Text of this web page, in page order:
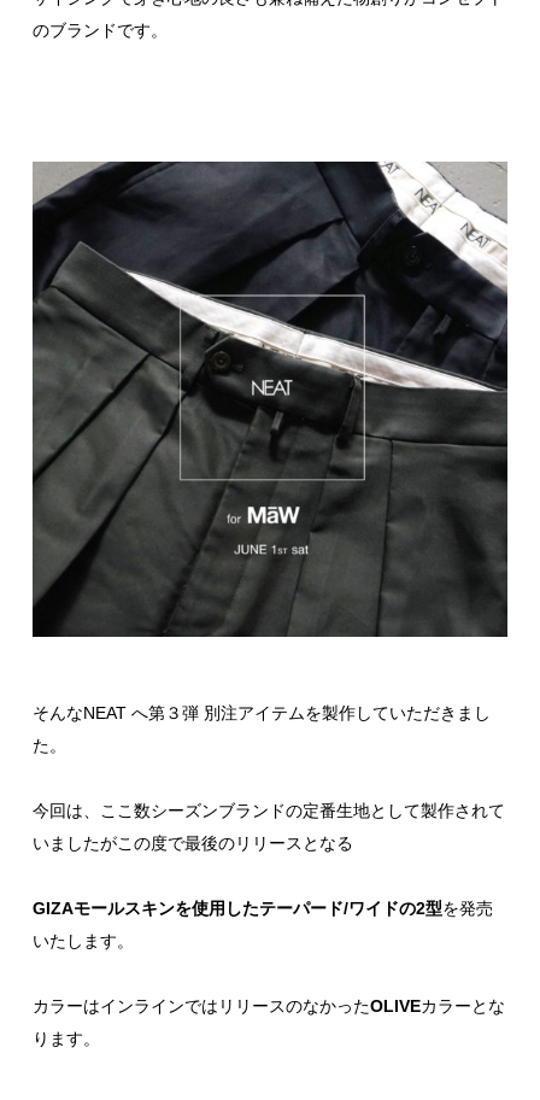
のブランドです。
そんなNEAT へ第３弾 別注アイテムを製作していただきまし
た。
今回は、ここ数シーズンブランドの定番生地として製作されて
いましたがこの度で最後のリリースとなる
GIZAモールスキンを使用したテーパード/ワイドの2型を発売
いたします。
カラーはインラインではリリースのなかったOLIVEカラーとな
ります。